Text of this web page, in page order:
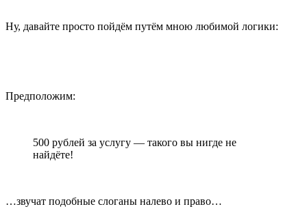
Ну, давайте просто пойдём путём мною любимой логики:
Предположим:
500 рублей за услугу — такого вы нигде не
найдёте!
…звучат подобные слоганы налево и право…